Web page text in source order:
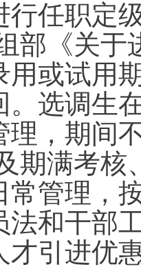
行任职定
部《关于
用或试用
。选调生
理，期间
期满考核
常管理，
法和干部
才引进优